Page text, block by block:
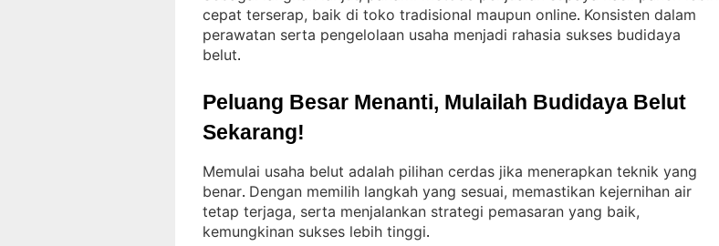
cepat terserap, baik di toko tradisional maupun online. Konsisten dalam
perawatan serta pengelolaan usaha menjadi rahasia sukses budidaya
belut.
Peluang Besar Menanti, Mulailah Budidaya Belut
Sekarang!
Memulai usaha belut adalah pilihan cerdas jika menerapkan teknik yang
benar. Dengan memilih langkah yang sesuai, memastikan kejernihan air
tetap terjaga, serta menjalankan strategi pemasaran yang baik,
kemungkinan sukses lebih tinggi.